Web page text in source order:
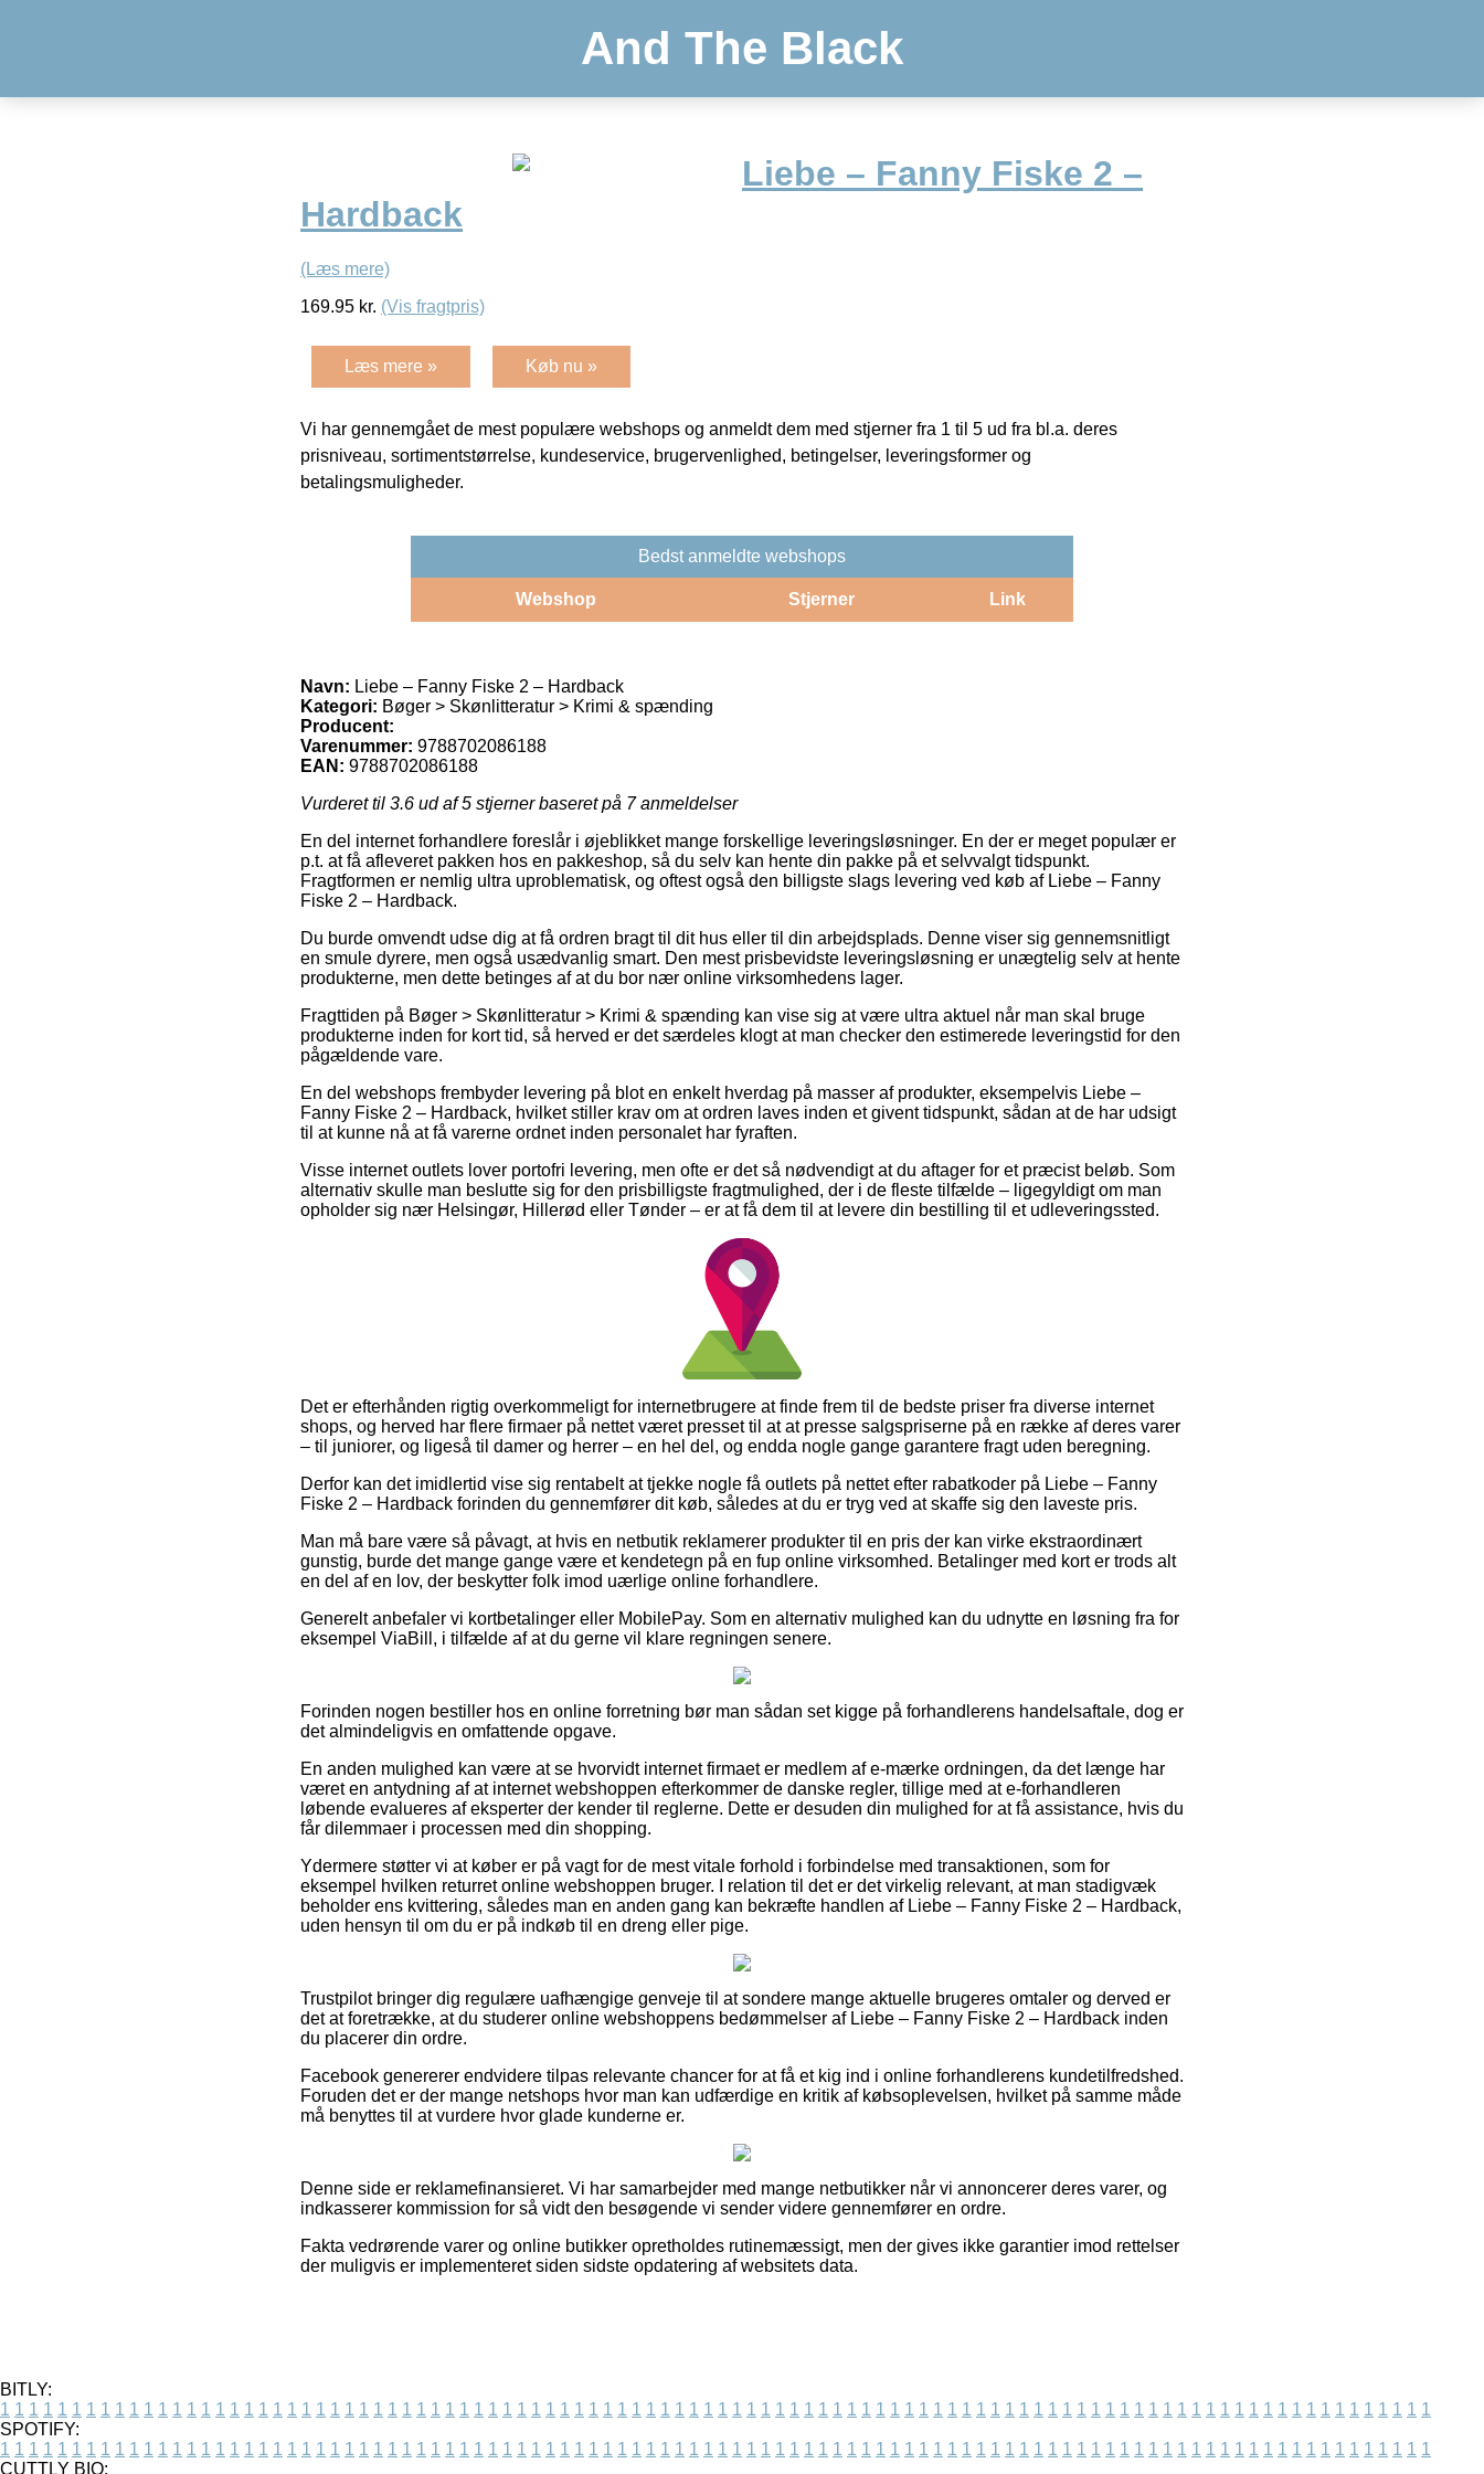
And The Black
Liebe – Fanny Fiske 2 –
Hardback
(Læs mere)
169.95 kr. (Vis fragtpris)
Læs mere » Køb nu »
Vi har gennemgået de mest populære webshops og anmeldt dem med stjerner fra 1 til 5 ud fra bl.a. deres
prisniveau, sortimentstørrelse, kundeservice, brugervenlighed, betingelser, leveringsformer og
betalingsmuligheder.
Bedst anmeldte webshops
Webshop Stjerner Link
Navn: Liebe – Fanny Fiske 2 – Hardback
Kategori: Bøger > Skønlitteratur > Krimi & spænding
Producent:
Varenummer: 9788702086188
EAN: 9788702086188
Vurderet til 3.6 ud af 5 stjerner baseret på 7anmeldelser
En del internet forhandlere foreslår i øjeblikket mange forskellige leveringsløsninger. En der er meget populær er
p.t. at få afleveret pakken hos en pakkeshop, så du selv kan hente din pakke på et selvvalgt tidspunkt.
Fragtformen er nemlig ultra uproblematisk, og oftest også den billigste slags levering ved køb af Liebe – Fanny
Fiske 2 – Hardback.
Du burde omvendt udse dig at få ordren bragt til dit hus eller til din arbejdsplads. Denne viser sig gennemsnitligt
en smule dyrere, men også usædvanlig smart. Den mest prisbevidste leveringsløsning er unægtelig selv at hente
produkterne, men dette betinges af at du bor nær online virksomhedens lager.
Fragttiden på Bøger > Skønlitteratur > Krimi & spænding kan vise sig at være ultra aktuel når man skal bruge
produkterne inden for kort tid, så herved er det særdeles klogt at man checker den estimerede leveringstid for den
pågældende vare.
En del webshops frembyder levering på blot en enkelt hverdag på masser af produkter, eksempelvis Liebe –
Fanny Fiske 2 – Hardback, hvilket stiller krav om at ordren laves inden et givent tidspunkt, sådan at de har udsigt
til at kunne nå at få varerne ordnet inden personalet har fyraften.
Visse internet outlets lover portofri levering, men ofte er det så nødvendigt at du aftager for et præcist beløb. Som
alternativ skulle man beslutte sig for den prisbilligste fragtmulighed, der i de fleste tilfælde – ligegyldigt om man
opholder sig nær Helsingør, Hillerød eller Tønder – er at få dem til at levere din bestilling til et udleveringssted.
Det er efterhånden rigtig overkommeligt for internetbrugere at finde frem til de bedste priser fra diverse internet
shops, og herved har flere firmaer på nettet været presset til at at presse salgspriserne på en række af deres varer
– til juniorer, og ligeså til damer og herrer – en hel del, og endda nogle gange garantere fragt uden beregning.
Derfor kan det imidlertid vise sig rentabelt at tjekke nogle få outlets på nettet efter rabatkoder på Liebe – Fanny
Fiske 2 – Hardback forinden du gennemfører dit køb, således at du er tryg ved at skaffe sig den laveste pris.
Man må bare være så påvagt, at hvis en netbutik reklamerer produkter til en pris der kan virke ekstraordinært
gunstig, burde det mange gange være et kendetegn på en fup online virksomhed. Betalinger med kort er trods alt
en del af en lov, der beskytter folk imod uærlige online forhandlere.
Generelt anbefaler vi kortbetalinger eller MobilePay. Som en alternativ mulighed kan du udnytte en løsning fra for
eksempel ViaBill, i tilfælde af at du gerne vil klare regningen senere.
Forinden nogen bestiller hos en online forretning bør man sådan set kigge på forhandlerens handelsaftale, dog er
det almindeligvis en omfattende opgave.
En anden mulighed kan være at se hvorvidt internet firmaet er medlem af e-mærke ordningen, da det længe har
været en antydning af at internet webshoppen efterkommer de danske regler, tillige med at e-forhandleren
løbende evalueres af eksperter der kender til reglerne. Dette er desuden din mulighed for at få assistance, hvis du
får dilemmaer i processen med din shopping.
Ydermere støtter vi at køber er på vagt for de mest vitale forhold i forbindelse med transaktionen, som for
eksempel hvilken returret online webshoppen bruger. I relation til det er det virkelig relevant, at man stadigvæk
beholder ens kvittering, således man en anden gang kan bekræfte handlen af Liebe – Fanny Fiske 2 – Hardback,
uden hensyn til om du er på indkøb til en dreng eller pige.
Trustpilot bringer dig regulære uafhængige genveje til at sondere mange aktuelle brugeres omtaler og derved er
det at foretrække, at du studerer online webshoppens bedømmelser af Liebe – Fanny Fiske 2 – Hardback inden
du placerer din ordre.
Facebook genererer endvidere tilpas relevante chancer for at få et kig ind i online forhandlerens kundetilfredshed.
Foruden det er der mange netshops hvor man kan udfærdige en kritik af købsoplevelsen, hvilket på samme måde
må benyttes til at vurdere hvor glade kunderne er.
Denne side er reklamefinansieret. Vi har samarbejder med mange netbutikker når vi annoncerer deres varer, og
indkasserer kommission for så vidt den besøgende vi sender videre gennemfører en ordre.
Fakta vedrørende varer og online butikker opretholdes rutinemæssigt, men der gives ikke garantier imod rettelser
der muligvis er implementeret siden sidste opdatering af websitets data.
BITLY:
1 1 1 1 1 1 1 1 1 1 1 1 1 1 1 1 1 1 1 1 1 1 1 1 1 1 1 1 1 1 1 1 1 1 1 1 1 1 1 1 1 1 1 1 1 1 1 1 1 1 1 1 1 1 1 1 1 1 1 1 1 1 1 1 1 1 1 1 1 1 1 1 1 1 1 1 1 1 1 1 1 1 1 1 1 1 1 1 1 1 1 1 1 1 1 1 1 1 1 1
SPOTIFY:
1 1 1 1 1 1 1 1 1 1 1 1 1 1 1 1 1 1 1 1 1 1 1 1 1 1 1 1 1 1 1 1 1 1 1 1 1 1 1 1 1 1 1 1 1 1 1 1 1 1 1 1 1 1 1 1 1 1 1 1 1 1 1 1 1 1 1 1 1 1 1 1 1 1 1 1 1 1 1 1 1 1 1 1 1 1 1 1 1 1 1 1 1 1 1 1 1 1 1 1
CUTTLY BIO: